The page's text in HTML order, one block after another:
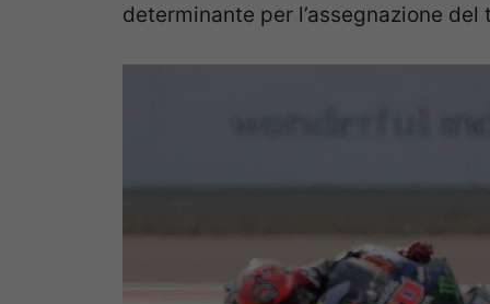
determinante per l’assegnazione